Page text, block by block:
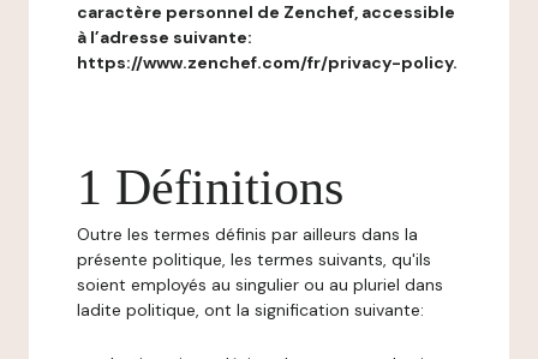
caractère personnel de Zenchef, accessible
à l’adresse suivante:
https://www.zenchef.com/fr/privacy-policy.
1 Définitions
Outre les termes définis par ailleurs dans la
présente politique, les termes suivants, qu'ils
soient employés au singulier ou au pluriel dans
ladite politique, ont la signification suivante: